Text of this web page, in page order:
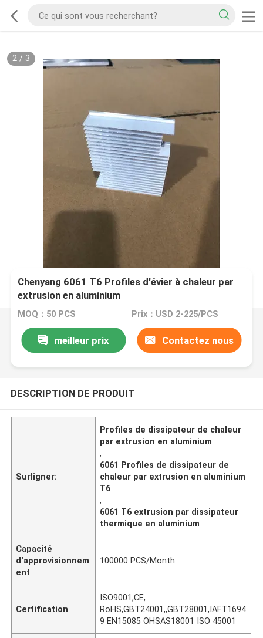
2/ 3
Chenyang 6061 T6 Profiles d'évier à chaleur par
extrusion en aluminium
MOQ：50 PCS Prix：USD 2-225/PCS
meilleur prix Contactez nous
DESCRIPTION DE PRODUIT
Surligner:
Profiles de dissipateur de chaleur
par extrusion en aluminium
,
6061 Profiles de dissipateur de
chaleur par extrusion en aluminium
T6
,
6061 T6 extrusion par dissipateur
thermique en aluminium
Capacité
d'approvisionnem
ent
100000 PCS/Month
Certification
ISO9001,CE,
RoHS,GBT24001,,GBT28001,IAFT1694
9 EN15085 OHSAS18001 ISO 45001